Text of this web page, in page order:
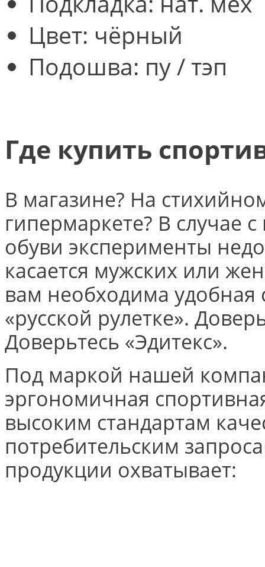
Цвет: чёрный
Подошва: пу / тэп
Где купить
В магазине? На
гипермаркете? В случае
обуви эксперименты
касается мужских или
вам необходима удобная
«русской рулетке».
Доверьтесь «Эдитекс».
Под маркой нашей
эргономичная
высоким стандартам
потребительским
продукции охватывает: